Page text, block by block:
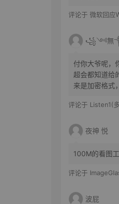
评论于 微软回应Win11强
付你大爷呢，
超会都知道给
来是加密格式
评论于 Listen1(
夜神 悦
100M的看图
评论于 ImageGlass(
波屁